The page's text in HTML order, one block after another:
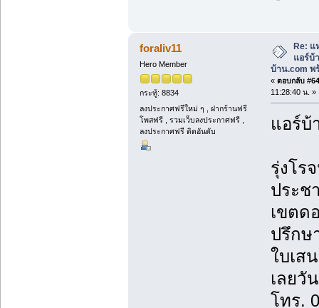
foraliv11
Hero Member
กระทู้: 8834
ลงประกาศฟรีใหม่ ๆ , ฝากร้านฟรี
โพสฟรี , รวมเว็บลงประกาศฟรี ,
ลงประกาศฟรี ติดอันดับ
Re: แ
แอร์บ้
บ้าน.com พ
« ตอบกลับ
11:28:40 น. »
แอร์บ้
รุ่งโร
ประช
เขตด
ปรึกษ
ใบเส
เลยวั
โทร.